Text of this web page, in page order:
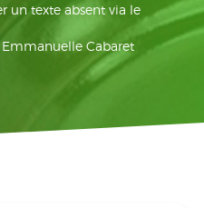
un texte absent via le
Cabaret